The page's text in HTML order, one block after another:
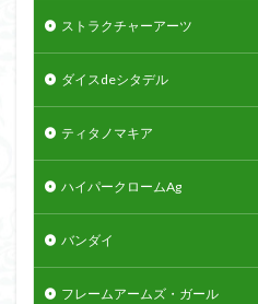
ストラクチャーアーツ
ダイスdeシタデル
ティタノマキア
ハイパークロームAg
バンダイ
フレームアームズ・ガール